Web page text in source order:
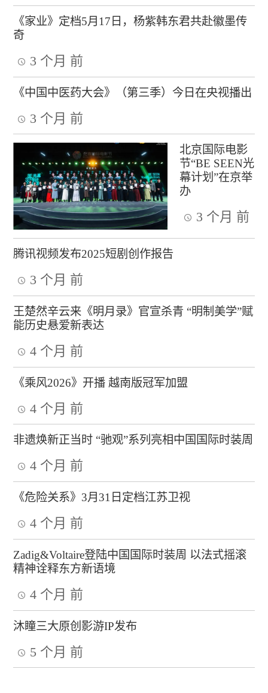
《家业》定档5月17日，杨紫韩东君共赴徽墨传
奇
3 个月 前
《中国中医药大会》（第三季）今日在央视播出
3 个月 前
北京国际电影
节“BE SEEN光
幕计划”在京举
办
3 个月 前
腾讯视频发布2025短剧创作报告
3 个月 前
王楚然辛云来《明月录》官宣杀青 “明制美学”赋
能历史悬爱新表达
4 个月 前
《乘风2026》开播 越南版冠军加盟
4 个月 前
非遗焕新正当时 “驰观”系列亮相中国国际时装周
4 个月 前
《危险关系》3月31日定档江苏卫视
4 个月 前
Zadig&Voltaire登陆中国国际时装周 以法式摇滚
精神诠释东方新语境
4 个月 前
沐瞳三大原创影游IP发布
5 个月 前